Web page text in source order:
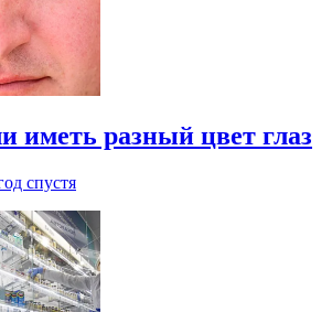
иметь разный цвет глаз
спустя